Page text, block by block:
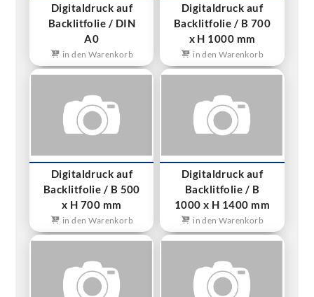
Digitaldruck auf
Backlitfolie / DIN
A0
in den Warenkorb
Digitaldruck auf
Backlitfolie / B 700
x H 1000 mm
in den Warenkorb
Digitaldruck auf
Backlitfolie / B 500
x H 700 mm
in den Warenkorb
Digitaldruck auf
Backlitfolie / B
1000 x H 1400 mm
in den Warenkorb